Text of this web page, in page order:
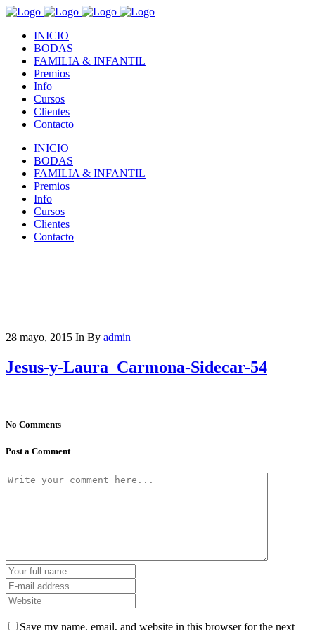
INICIO
BODAS
FAMILIA & INFANTIL
Premios
Info
Cursos
Clientes
Contacto
INICIO
BODAS
FAMILIA & INFANTIL
Premios
Info
Cursos
Clientes
Contacto
28 mayo, 2015 In By admin
Jesus-y-Laura_Carmona-Sidecar-54
No Comments
Post a Comment
Save my name, email, and website in this browser for the next